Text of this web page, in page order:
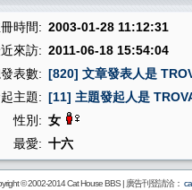
時間: 2003-01-28 11:12:31
來訪: 2011-06-18 15:54:04
表數: [820] 文章發表人是
主題: [11] 主題發起人是
性別: 女
最愛: 十六
© 2002-2014Cat House BBS| 廣告刊登請洽：